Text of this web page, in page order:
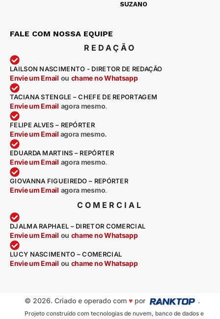
SUZANO
FALE COM NOSSA EQUIPE
REDAÇÃO
LAILSON NASCIMENTO - DIRETOR DE REDAÇÃO
Envie um Email ou chame no Whatsapp
TACIANA STENGLE – CHEFE DE REPORTAGEM
Envie um Email agora mesmo.
FELIPE ALVES – REPÓRTER
Envie um Email agora mesmo.
EDUARDA MARTINS – REPÓRTER
Envie um Email agora mesmo.
GIOVANNA FIGUEIREDO – REPÓRTER
Envie um Email agora mesmo.
COMERCIAL
DJALMA RAPHAEL – DIRETOR COMERCIAL
Envie um Email ou chame no Whatsapp
LUCY NASCIMENTO – COMERCIAL
Envie um Email ou chame no Whatsapp
© 2026. Criado e operado com ♥por .
Projeto construído com tecnologias de nuvem, banco de dados e